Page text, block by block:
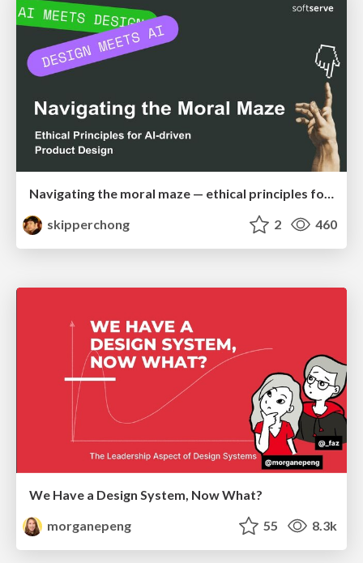
skipperchong
2 460
We Have a Design System, Now What?
morganepeng
55 8.3k